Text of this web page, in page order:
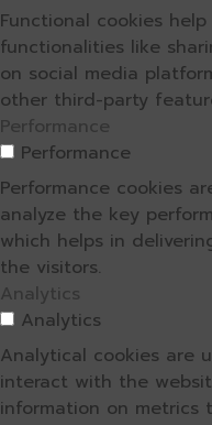
Functional cookies
functionalities like
on social media
other third-party
Performance
Performance
Performance cookies
analyze the key
which helps in
the visitors.
Analytics
Analytics
Analytical cookies are
interact with the
information on metrics